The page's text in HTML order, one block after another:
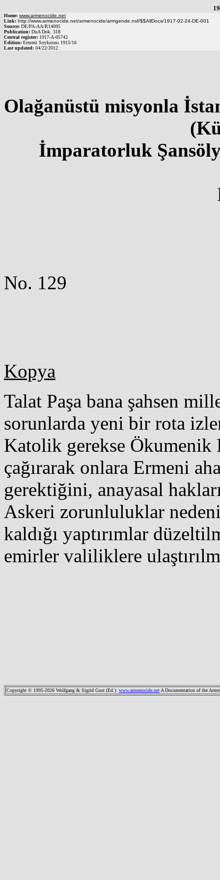
Home: www.armenocide.net
Link: http://www.armenocide.net/armenocide/armgende.nsf/$$AllDocs/1917-02-24-DE-001
Source: DE/PA-AA/R14095
Publication: DuA Dok. 318
Central register: 1917-A-05742
Edition: Ermeni Soykırımı 1915/16
Last updated: 04/22/2012
Olağanüstü misyonla
İmparatorluk
No. 129
Kopya
Talat Paşa bana şahsen
sorunlarda yeni bir rota
Katolik gerekse Ökumenik
çağırarak onlara Ermeni
gerektiğini, anayasal
Askeri zorunluluklar
kaldığı yaptırımlar
emirler valiliklere
Copyright © 1995-2026 Wolfgang & Sigrid Gust (Ed.): www.armenocide.net A Documentation of the